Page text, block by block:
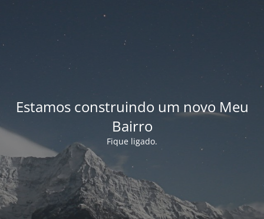
Estamos construindo um novo Meu
Bairro
Fique ligado.